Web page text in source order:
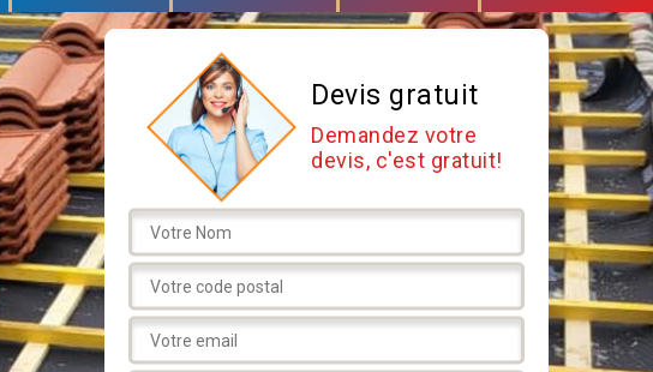
Devis gratuit
Demandez votre
devis, c'est gratuit!